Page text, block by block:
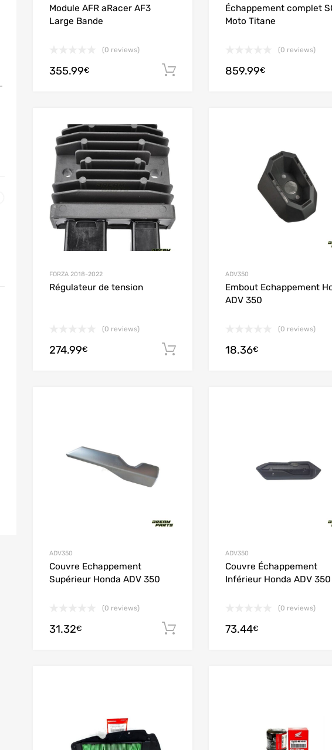
Module AFR aRacer AF3
Large Bande
(0 reviews)
355.99€ Ajouter au panier
Échappement complet
Moto Titane
(0 reviews)
859.99€
FORZA 2018-2022
Régulateur de tension
(0 reviews)
274.99€ Ajouter au panier
ADV350
Embout Echappement
ADV 350
(0 reviews)
18.36€
ADV350
Couvre Echappement
Supérieur Honda ADV 350
(0 reviews)
31.32€ Ajouter au panier
ADV350
Couvre Échappement
Inférieur Honda ADV 350
(0 reviews)
73.44€